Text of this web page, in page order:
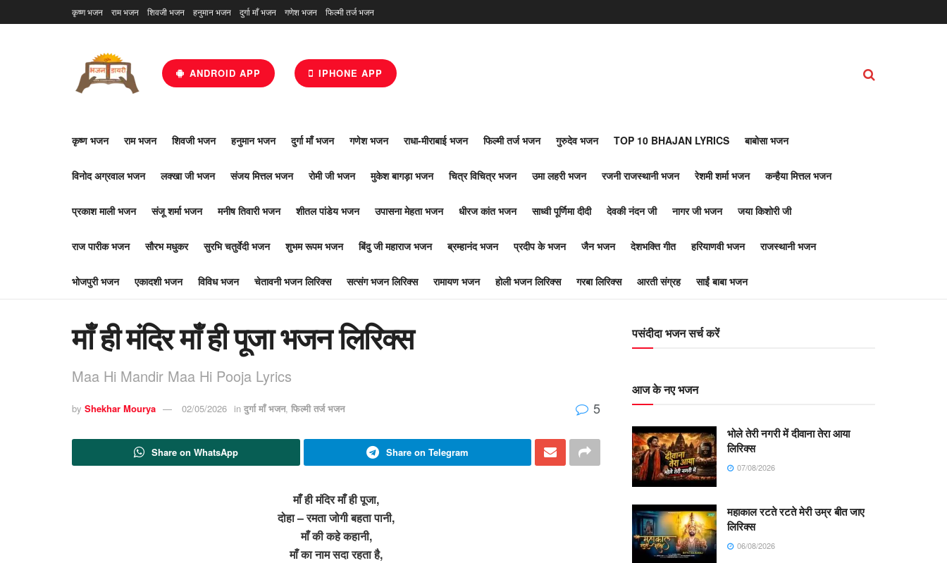
कृष्ण भजन राम भजन शिवजी भजन हनुमान भजन दुर्गा माँ भजन गणेश भजन फिल्मी तर्ज भजन
ANDROID APP IPHONE APP
कृष्ण भजन राम भजन शिवजी भजन हनुमान भजन दुर्गा माँ भजन गणेश भजन राधा-मीराबाई भजन फिल्मी तर्ज भजन गुरुदेव भजन TOP 10 BHAJAN LYRICS बाबोसा भजन
विनोद अग्रवाल भजन लक्खा जी भजन संजय मित्तल भजन रोमी जी भजन मुकेश बागड़ा भजन चित्र विचित्र भजन उमा लहरी भजन रजनी राजस्थानी भजन रेशमी शर्मा भजन कन्हैया मित्तल भजन
प्रकाश माली भजन संजू शर्मा भजन मनीष तिवारी भजन शीतल पांडेय भजन उपासना मेहता भजन धीरज कांत भजन साध्वी पूर्णिमा दीदी देवकी नंदन जी नागर जी भजन जया किशोरी जी
राज पारीक भजन सौरभ मधुकर सुरभि चतुर्वेदी भजन शुभम रूपम भजन बिंदु जी महाराज भजन ब्रम्हानंद भजन प्रदीप के भजन जैन भजन देशभक्ति गीत हरियाणवी भजन राजस्थानी भजन
भोजपुरी भजन एकादशी भजन विविध भजन चेतावनी भजन लिरिक्स सत्संग भजन लिरिक्स रामायण भजन होली भजन लिरिक्स गरबा लिरिक्स आरती संग्रह साईं बाबा भजन
माँ ही मंदिर माँ ही पूजा भजन लिरिक्स
Maa Hi Mandir Maa Hi Pooja Lyrics
by Shekhar Mourya 02/05/2026 in दुर्गा माँ भजन, फिल्मी तर्ज भजन 5
Share on WhatsApp Share on Telegram
माँ ही मंदिर माँ ही पूजा,
दोहा – रमता जोगी बहता पानी,
माँ की कहे कहानी,
माँ का नाम सदा रहता है,
पसंदीदा भजन सर्च करें
आज के नए भजन
भोले तेरी नगरी में दीवाना तेरा आया
लिरिक्स
07/08/2026
महाकाल रटते रटते मेरी उम्र बीत जाए
लिरिक्स
06/08/2026